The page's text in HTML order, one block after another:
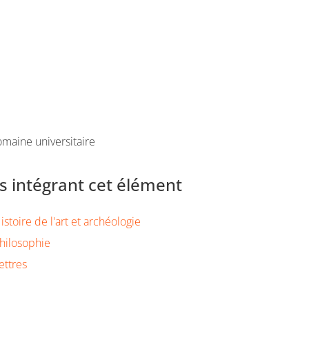
universitaire
intégrant cet élément
de l'art et archéologie